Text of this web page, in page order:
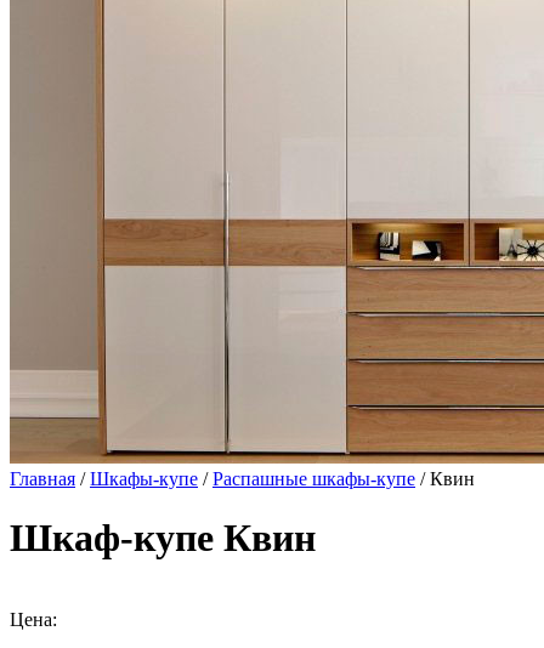
Главная /Шкафы-купе /Распашные шкафы-купе / Квин
Шкаф-купе Квин
Цена: